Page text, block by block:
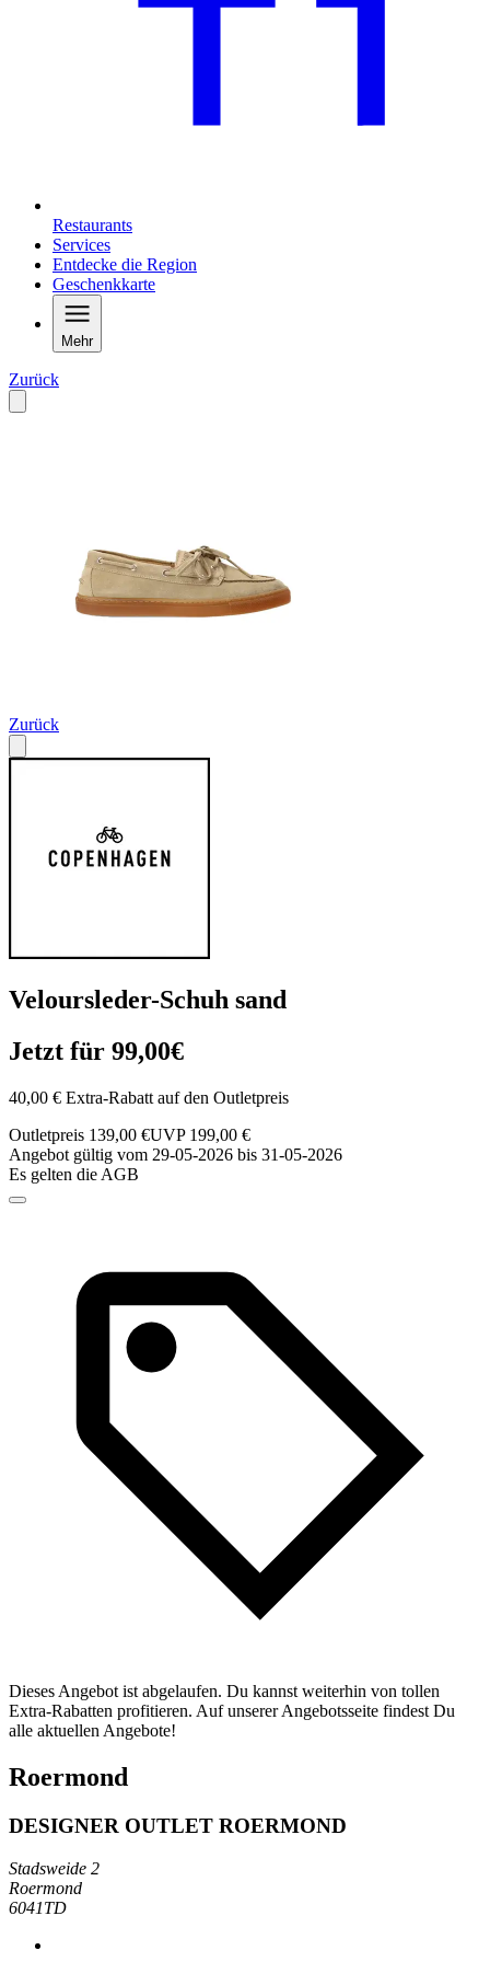
Restaurants
Services
Entdecke die Region
Geschenkkarte
Mehr
Zurück
Zurück
Veloursleder-Schuh sand
Jetzt für 99,00€
40,00 € Extra-Rabatt auf den Outletpreis
Outletpreis 139,00 €UVP 199,00 €
Angebot gültig vom 29-05-2026 bis 31-05-2026
Es gelten die AGB
Dieses Angebot ist abgelaufen. Du kannst weiterhin von tollen
Extra-Rabatten profitieren. Auf unserer Angebotsseite findest Du
alle aktuellen Angebote!
Roermond
DESIGNER OUTLET ROERMOND
Stadsweide 2
Roermond
6041TD